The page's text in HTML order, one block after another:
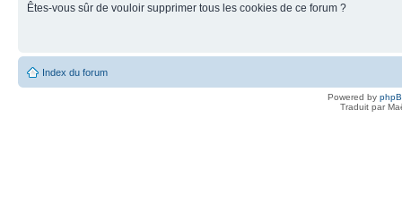
Êtes-vous sûr de vouloir supprimer tous les cookies de ce forum ?
Index du forum
Powered by
Traduit par